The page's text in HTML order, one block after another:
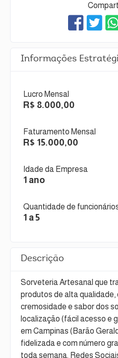
Informações
Lucro Mensal
R$ 8.000,00
Faturamento Mensal
R$ 15.000,00
Idade da Empresa
1 ano
Quantidade de
1 a 5
Descrição
Sorveteria Artesanal que
produtos de alta qualidade,
cremosidade e sabor dos
localização (fácil acesso e
em Campinas (Barão
fidelizada e com número
toda semana. Redes